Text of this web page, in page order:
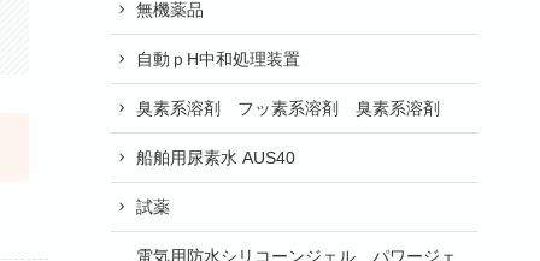
無機薬品
自動ｐH中和処理装置
臭素系溶剤 フッ素系溶剤 臭素系溶剤
船舶用尿素水 AUS40
試薬
電気用防水シリコーンジェル パワージェ